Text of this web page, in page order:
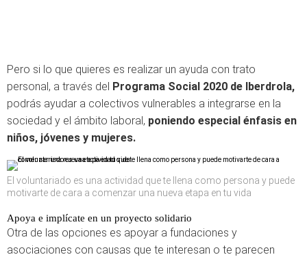
Pero si lo que quieres es realizar un ayuda con trato
personal, a través del Programa Social 2020 de Iberdrola,
podrás ayudar a colectivos vulnerables a integrarse en la
sociedad y el ámbito laboral, poniendo especial énfasis en
niños, jóvenes y mujeres.
El voluntariado es una actividad que te llena como persona y puede
motivarte de cara a comenzar una nueva etapa en tu vida
Apoya e implícate en un proyecto solidario
Otra de las opciones es apoyar a fundaciones y
asociaciones con causas que te interesan o te parecen